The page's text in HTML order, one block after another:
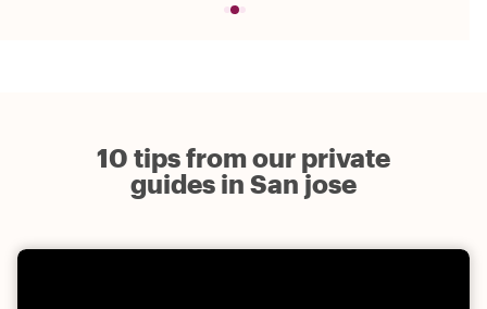
10 tips from our private
guides in San jose